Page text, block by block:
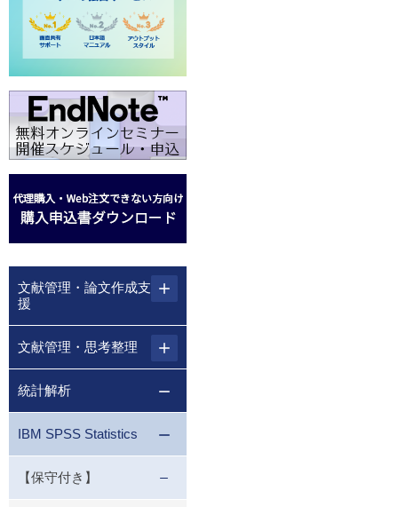
文献管理・論文作成支
援
文献管理・思考整理
統計解析
IBM SPSS Statistics
【保守付き】